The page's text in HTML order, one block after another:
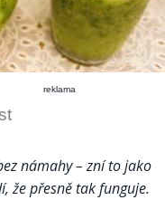
reklama
námahy – zní to jako
že přesně tak funguje.